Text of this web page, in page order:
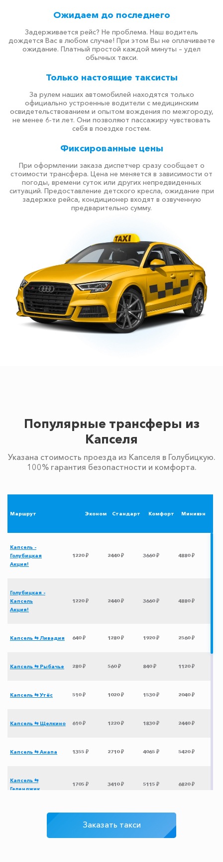
Ожидаем до последнего
Задерживается рейс? Не проблема. Наш водитель
дождется Вас в любом случае! При этом Вы не оплачиваете
ожидание. Платный простой каждой минуты – удел
обычных такси.
Только настоящие таксисты
За рулем наших автомобилей находятся только
официально устроенные водители с медицинским
освидетельствованием и опытом вождения по межгороду,
не менее 6-ти лет. Они позволяют пассажиру чувствовать
себя в поездке гостем.
Фиксированные цены
При оформлении заказа диспетчер сразу сообщает о
стоимости трансфера. Цена не меняется в зависимости от
погоды, времени суток или других непредвиденных
ситуаций. Предоставление детского кресла, ожидание при
задержке рейса, кондиционер входят в озвученную
предварительно сумму.
Популярные трансферы из
Капселя
Указана стоимость проезда из Капселя в Голубицкую.
100% гарантия безопастности и комфорта.
Маршрут Эконом Стандарт Комфорт Минивэн
Капсель -
Голубицкая
Акция!
1220 ₽ 2440 ₽ 3660 ₽ 4880 ₽
Голубицкая -
Капсель
Акция!
1220 ₽ 2440 ₽ 3660 ₽ 4880 ₽
Капсель ⇆ Ливадия 640 ₽ 1280 ₽ 1920 ₽ 2560 ₽
Капсель ⇆ Рыбачье 280 ₽ 560 ₽ 840 ₽ 1120 ₽
Капсель ⇆ Утёс 510 ₽ 1020 ₽ 1530 ₽ 2040 ₽
Капсель ⇆ Щелкино 610 ₽ 1220 ₽ 1830 ₽ 2440 ₽
Капсель ⇆ Анапа 1355 ₽ 2710 ₽ 4065 ₽ 5420 ₽
Капсель ⇆
Геленджик
1705 ₽ 3410 ₽ 5115 ₽ 6820 ₽
Заказать такси